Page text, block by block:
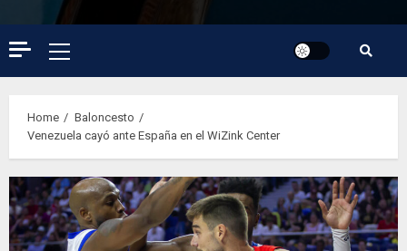
Primary
Menu
Home
Baloncesto
Venezuela cayó ante España en el WiZink Center